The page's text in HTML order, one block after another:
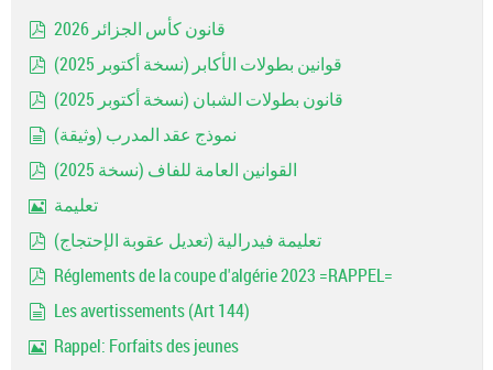
قانون كأس الجزائر 2026
قوانين بطولات الأكابر (نسخة أكتوبر 2025)
قانون بطولات الشبان (نسخة أكتوبر 2025)
نموذج عقد المدرب (وثيقة)
القوانين العامة للفاف (نسخة 2025)
تعليمة
تعليمة فيدرالية (تعديل عقوبة الإحتجاج)
Réglements de la coupe d'algérie 2023 =RAPPEL=
Les avertissements (Art 144)
Rappel: Forfaits des jeunes